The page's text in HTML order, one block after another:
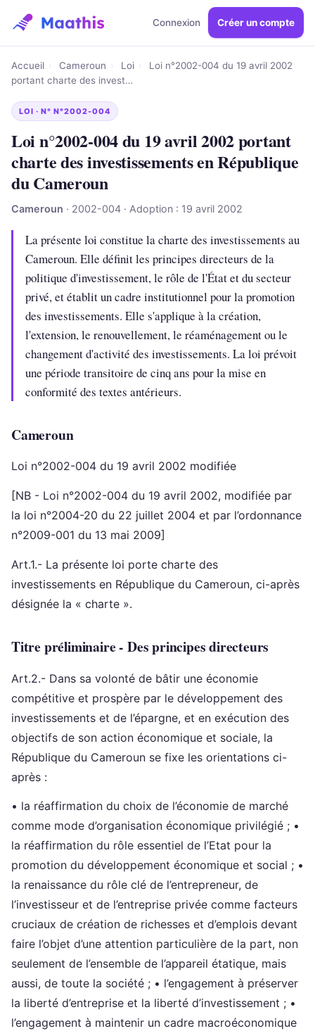
Connexion Créer un compte
Accueil Cameroun Loi
Loi n°2002-004 du 19 avril 2002
portant charte des invest…
LOI · N° N°2002-004
Loi n°2002-004 du 19 avril 2002 portant
charte des investissements en République
du Cameroun
Cameroun · 2002-004 · Adoption : 19 avril 2002
La présente loi constitue la charte des investissements au
Cameroun. Elle définit les principes directeurs de la
politique d'investissement, le rôle de l'État et du secteur
privé, et établit un cadre institutionnel pour la promotion
des investissements. Elle s'applique à la création,
l'extension, le renouvellement, le réaménagement ou le
changement d'activité des investissements. La loi prévoit
une période transitoire de cinq ans pour la mise en
conformité des textes antérieurs.
Cameroun
Loi n°2002-004 du 19 avril 2002 modifiée
[NB - Loi n°2002-004 du 19 avril 2002, modifiée par
la loi n°2004-20 du 22 juillet 2004 et par l’ordonnance
n°2009-001 du 13 mai 2009]
Art.1.- La présente loi porte charte des
investissements en République du Cameroun, ci-après
désignée la « charte ».
Titre préliminaire - Des principes directeurs
Art.2.- Dans sa volonté de bâtir une économie
compétitive et prospère par le développement des
investissements et de l’épargne, et en exécution des
objectifs de son action économique et sociale, la
République du Cameroun se fixe les orientations ci-
après :
• la réaffirmation du choix de l’économie de marché
comme mode d’organisation économique privilégié ; •
la réaffirmation du rôle essentiel de l’Etat pour la
promotion du développement économique et social ; •
la renaissance du rôle clé de l’entrepreneur, de
l’investisseur et de l’entreprise privée comme facteurs
cruciaux de création de richesses et d’emplois devant
faire l’objet d’une attention particulière de la part, non
seulement de l’ensemble de l’appareil étatique, mais
aussi, de toute la société ; • l’engagement à préserver
la liberté d’entreprise et la liberté d’investissement ; •
l’engagement à maintenir un cadre macroéconomique